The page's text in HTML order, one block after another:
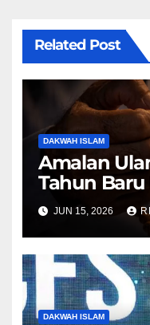
Related Post
DAKWAH ISLAM
Amalan
Tahun Baru
JUN 15, 2026
DAKWAH ISLAM